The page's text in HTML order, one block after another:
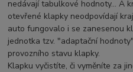
nedávají tabulkové hodnoty... A
otevřené klapky neodpovídají
auto fungovalo i se zanesenou
jednotka tzv. "adaptační
provozního stavu klapky.
Klapku vyčistíte, či vyměníte za